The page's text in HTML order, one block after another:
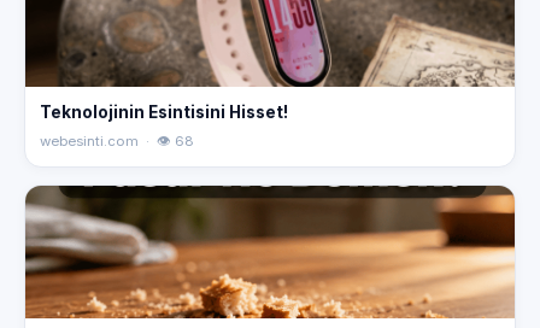
Teknolojinin Esintisini Hisset!
webesinti.com · 👁 68